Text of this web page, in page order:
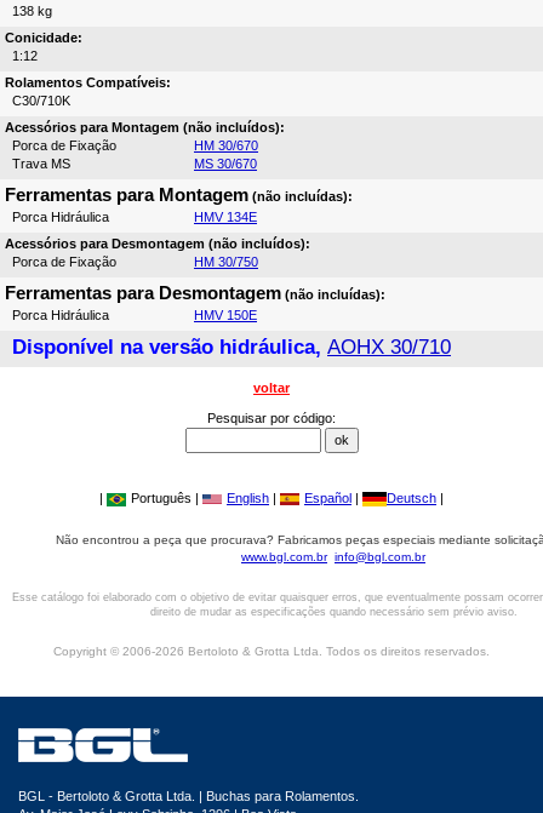
138 kg
Conicidade:
1:12
Rolamentos Compatíveis:
C30/710K
Acessórios para Montagem (não incluídos):
Porca de Fixação
HM 30/670
Trava MS
MS 30/670
Ferramentas para Montagem (não incluídas):
Porca Hidráulica
HMV 134E
Acessórios para Desmontagem (não incluídos):
Porca de Fixação
HM 30/750
Ferramentas para Desmontagem (não incluídas):
Porca Hidráulica
HMV 150E
Disponível na versão hidráulica, AOHX 30/710
voltar
Pesquisar por código:
| Português | English | Español | Deutsch |
Não encontrou a peça que procurava? Fabricamos peças especiais mediante
www.bgl.com.br info@bgl.com.br
Esse catálogo foi elaborado com o objetivo de evitar quaisquer erros, que eventualmente possam
direito de mudar as especificações quando necessário sem prévio aviso.
Copyright © 2006-2026 Bertoloto & Grotta Ltda. Todos os direitos reservados.
BGL - Bertoloto & Grotta Ltda. | Buchas para Rolamentos.